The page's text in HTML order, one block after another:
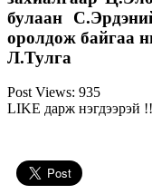
булаан
оролдож байгаа
Л.Тулга
Post Views: 935
LIKE дарж нэгдээрэй